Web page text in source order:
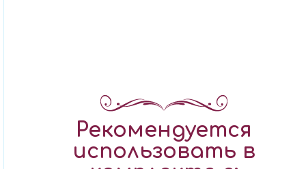
Рекомендуется
использовать в